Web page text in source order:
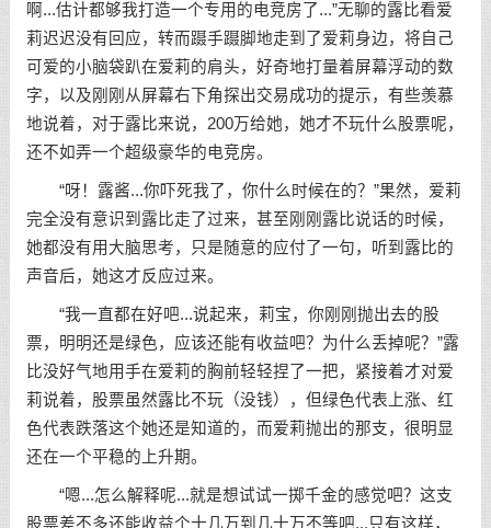
啊...估计都够我打造一个专用的电竞房了...”无聊的露比看爱
莉迟迟没有回应，转而蹑手蹑脚地走到了爱莉身边，将自己
可爱的小脑袋趴在爱莉的肩头，好奇地打量着屏幕浮动的数
字，以及刚刚从屏幕右下角探出交易成功的提示，有些羡慕
地说着，对于露比来说，200万给她，她才不玩什么股票呢，
还不如弄一个超级豪华的电竞房。
“呀！露酱...你吓死我了，你什么时候在的？”果然，爱莉
完全没有意识到露比走了过来，甚至刚刚露比说话的时候，
她都没有用大脑思考，只是随意的应付了一句，听到露比的
声音后，她这才反应过来。
“我一直都在好吧...说起来，莉宝，你刚刚抛出去的股
票，明明还是绿色，应该还能有收益吧？为什么丢掉呢？”露
比没好气地用手在爱莉的胸前轻轻捏了一把，紧接着才对爱
莉说着，股票虽然露比不玩（没钱），但绿色代表上涨、红
色代表跌落这个她还是知道的，而爱莉抛出的那支，很明显
还在一个平稳的上升期。
“嗯...怎么解释呢...就是想试试一掷千金的感觉吧？这支
股票差不多还能收益个十几万到几十万不等吧...只有这样，